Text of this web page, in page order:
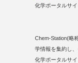
化学ポータルサイ
Chem-Station(略
学情報を集約し
化学ポータルサ